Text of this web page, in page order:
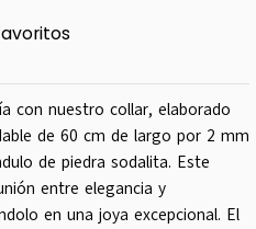
con nuestro collar, elaborado
de 60 cm de largo por 2 mm
de piedra sodalita. Este
entre elegancia y
en una joya excepcional. El